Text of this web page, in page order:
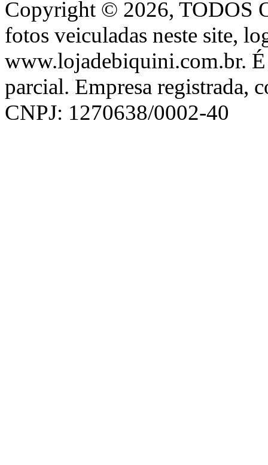
Copyright © 2026, TODOS
fotos veiculadas neste site,
www.lojadebiquini.com.br. É
parcial. Empresa registrada,
CNPJ: 1270638/0002-40